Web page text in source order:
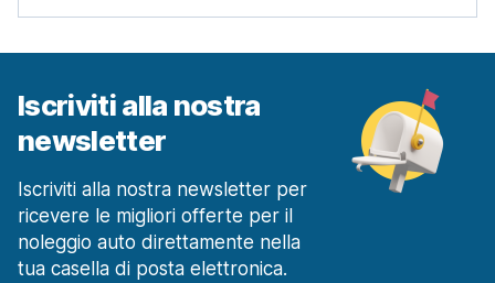
Iscriviti alla nostra
newsletter
Iscriviti alla nostra newsletter per
ricevere le migliori offerte per il
noleggio auto direttamente nella
tua casella di posta elettronica.